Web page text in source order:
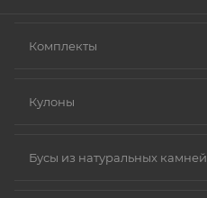
Комплекты
Кулоны
Бусы из натуральных камней